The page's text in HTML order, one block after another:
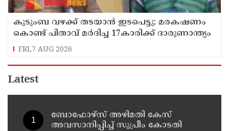
കുടുംബ വഴക്ക് തടയാന്‍ ഇടപെട്ടു; മരകഷണം
കൊണ്ട് പിതാവ് മർദിച്ച 17കാരിക്ക് ദാരുണാന്ത്യം
FRI,7 AUG 2026
Latest
ബോഫോഴ്സ് അഴിമതി കേസ്
അവസാനിപ്പിച്ച് സുപ്രീം കോടതി